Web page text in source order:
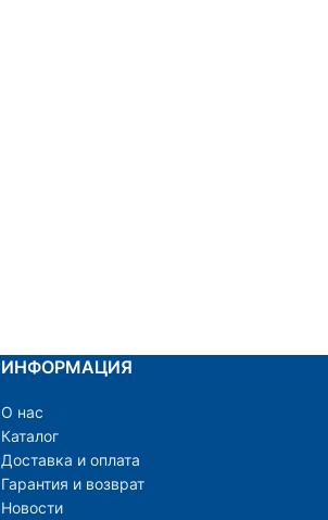
ИНФОРМАЦИЯ
О нас
Каталог
Доставка и оплата
Гарантия и возврат
Новости